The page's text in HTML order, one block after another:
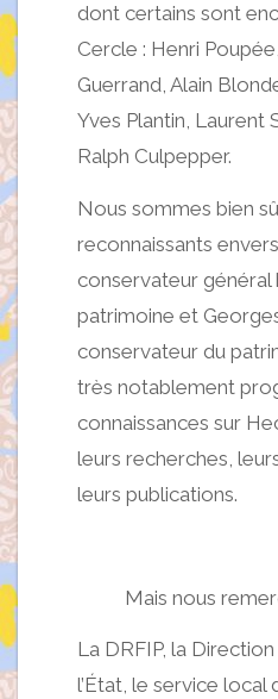
dont certains sont
Cercle : Henri
Guerrand, Alain
Yves Plantin, Laurent
Ralph Culpepper.
Nous sommes bien
reconnaissants
conservateur général
patrimoine et
conservateur du
très notablement
connaissances sur
leurs recherches,
leurs publications.
Mais nous
La DRFIP, la
l’État, le service local